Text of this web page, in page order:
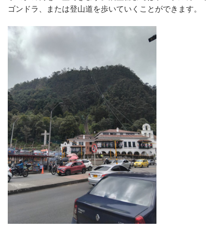
ゴンドラ、または登山道を歩いていくことができます。